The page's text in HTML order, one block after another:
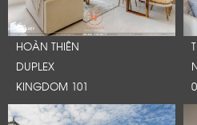
HOÀN THIÊN
DUPLEX
KINGDOM 101